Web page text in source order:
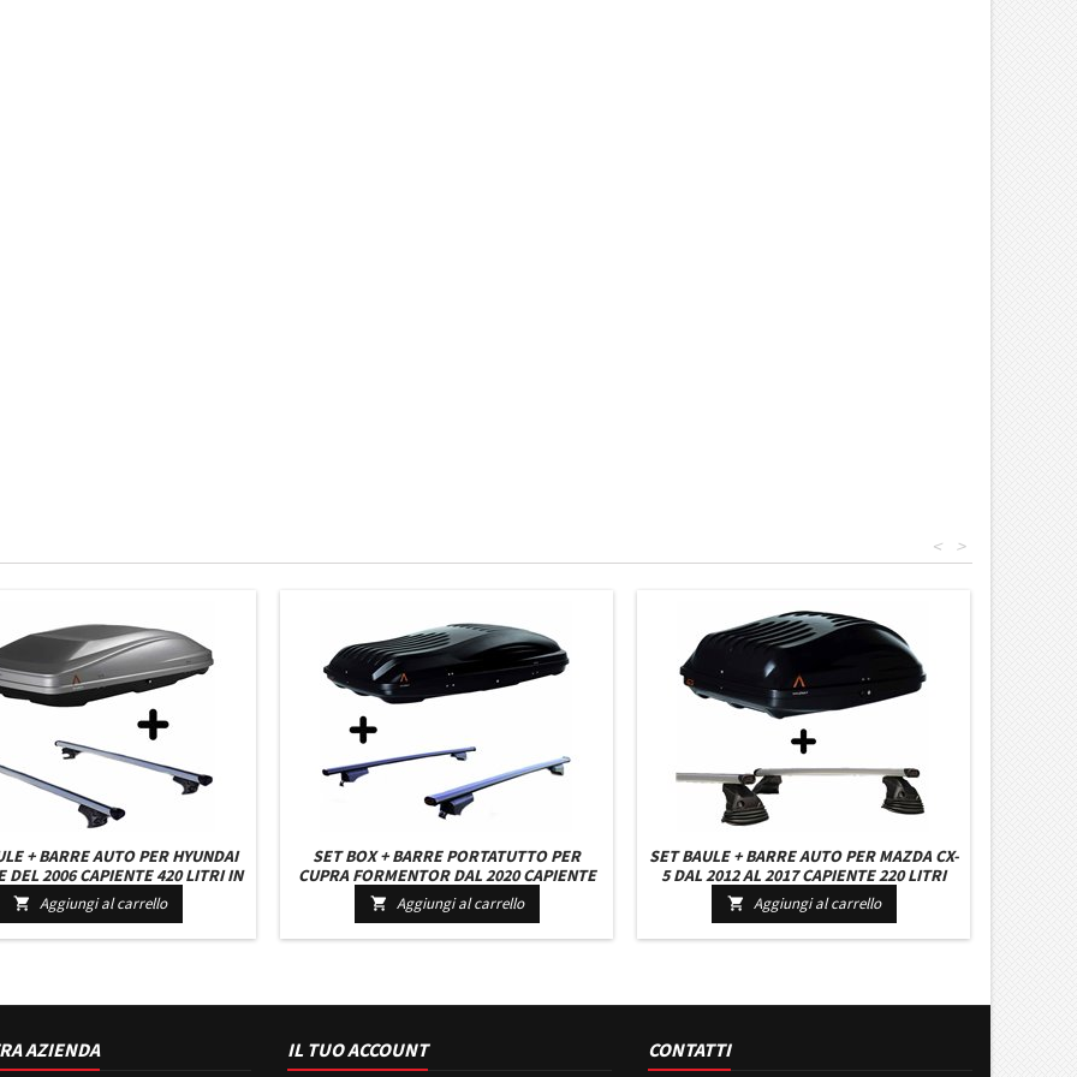
>
<
+ BARRE AUTO PER HYUNDAI
DEL 2006 CAPIENTE 420 LITRI IN
CON SERRATURA BARRE
110 CM C/SERRATURA
 Aggiungi al carrello
SET BOX + BARRE PORTATUTTO PER
CUPRA FORMENTOR DAL 2020 CAPIENTE
460 LITRI COLORE NERO CON 2 CHIAVI
BARRE 110 CM + KIT ATTACCHI
 Aggiungi al carrello
SET BAULE + BARRE AUTO PER MAZDA CX-
5 DAL 2012 AL 2017 CAPIENTE 220 LITRI
COLORE NERO CON SERRATURA BARRE
127 CM C/KIT ATTACCHI
 Aggiungi al carrello
AZIENDA IL TUO ACCOUNT CONTATTI